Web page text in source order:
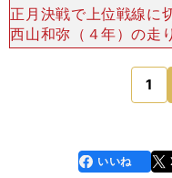
正月決戦で上位戦線に
西山和弥（４年）の走
は３年連続で１区に出
獲得。前回は区間14
キリ
1
faceboo
k
いいね